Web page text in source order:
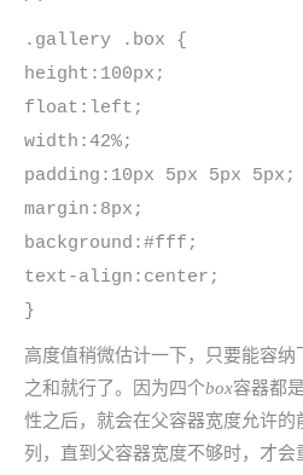
.gallery .box {
height:100px;
float:left;
width:42%;
padding:10px 5px 5px 5px;
margin:8px;
background:#fff;
text-align:center;
}
高度值稍微估计一下，只要能容
之和就行了。因为四个box容器都
性之后，就会在父容器宽度允许
列，直到父容器宽度不够时，才会